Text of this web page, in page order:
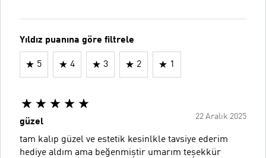
Yıldız puanına göre filtrele
5 4 3 2 1
22 Aralık 2025
güzel
tam kalıp güzel ve estetik kesinlkle tavsiye ederim
hediye aldım ama beğenmiştir umarım teşekkür